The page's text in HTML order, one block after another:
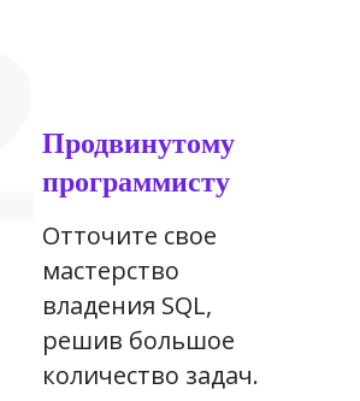
Продвинутому
программисту
Отточите свое
мастерство
владения SQL,
решив большое
количество задач.
2